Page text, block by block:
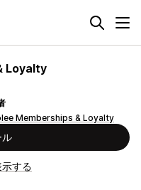
Loyalty
Memberships & Loyalty
ル
する